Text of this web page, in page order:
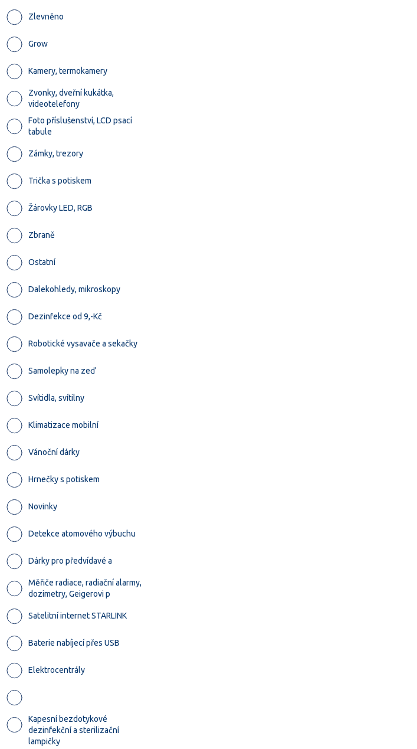
Zlevněno
Grow
Kamery, termokamery
Zvonky, dveřní kukátka,
videotelefony
Foto příslušenství, LCD psací
tabule
Zámky, trezory
Trička s potiskem
Žárovky LED, RGB
Zbraně
Ostatní
Dalekohledy, mikroskopy
Dezinfekce od 9,-Kč
Robotické vysavače a sekačky
Samolepky na zeď
Svítidla, svítilny
Klimatizace mobilní
Vánoční dárky
Hrnečky s potiskem
Novinky
Detekce atomového výbuchu
Dárky pro předvídavé a
Měřiče radiace, radiační alarmy,
dozimetry, Geigerovi p
Satelitní internet STARLINK
Baterie nabíjecí přes USB
Elektrocentrály
Kapesní bezdotykové
dezinfekční a sterilizační
lampičky